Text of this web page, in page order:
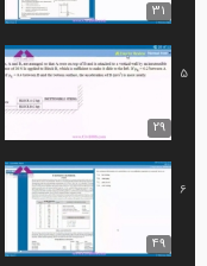
31
5
29
6
49